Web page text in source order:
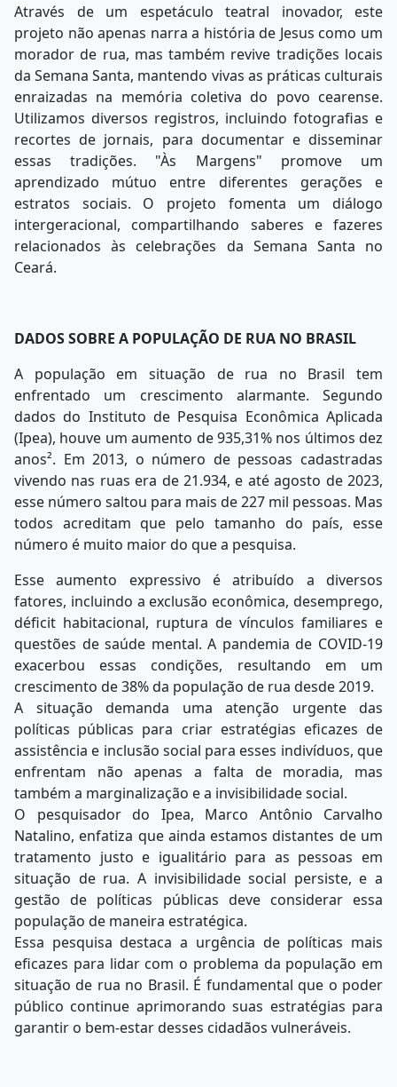
Através de um espetáculo teatral inovador, este
projeto não apenas narra a história de Jesus como um
morador de rua, mas também revive tradições locais
da Semana Santa, mantendo vivas as práticas culturais
enraizadas na memória coletiva do povo cearense.
Utilizamos diversos registros, incluindo fotografias e
recortes de jornais, para documentar e disseminar
essas tradições. "Às Margens" promove um
aprendizado mútuo entre diferentes gerações e
estratos sociais. O projeto fomenta um diálogo
intergeracional, compartilhando saberes e fazeres
relacionados às celebrações da Semana Santa no
Ceará.
DADOS SOBRE A POPULAÇÃO DE RUA NO BRASIL
A população em situação de rua no Brasil tem
enfrentado um crescimento alarmante. Segundo
dados do Instituto de Pesquisa Econômica Aplicada
(Ipea), houve um aumento de 935,31% nos últimos dez
anos². Em 2013, o número de pessoas cadastradas
vivendo nas ruas era de 21.934, e até agosto de 2023,
esse número saltou para mais de 227 mil pessoas. Mas
todos acreditam que pelo tamanho do país, esse
número é muito maior do que a pesquisa.
Esse aumento expressivo é atribuído a diversos
fatores, incluindo a exclusão econômica, desemprego,
déficit habitacional, ruptura de vínculos familiares e
questões de saúde mental. A pandemia de COVID-19
exacerbou essas condições, resultando em um
crescimento de 38% da população de rua desde 2019.
A situação demanda uma atenção urgente das
políticas públicas para criar estratégias eficazes de
assistência e inclusão social para esses indivíduos, que
enfrentam não apenas a falta de moradia, mas
também a marginalização e a invisibilidade social.
O pesquisador do Ipea, Marco Antônio Carvalho
Natalino, enfatiza que ainda estamos distantes de um
tratamento justo e igualitário para as pessoas em
situação de rua. A invisibilidade social persiste, e a
gestão de políticas públicas deve considerar essa
população de maneira estratégica.
Essa pesquisa destaca a urgência de políticas mais
eficazes para lidar com o problema da população em
situação de rua no Brasil. É fundamental que o poder
público continue aprimorando suas estratégias para
garantir o bem-estar desses cidadãos vulneráveis.